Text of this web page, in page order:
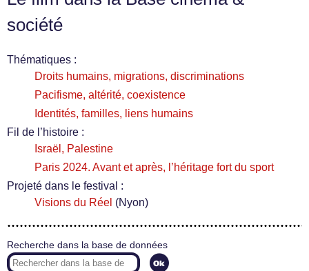
société
Thématiques :
Droits humains, migrations, discriminations
Pacifisme, altérité, coexistence
Identités, familles, liens humains
Fil de l’histoire :
Israël, Palestine
Paris 2024. Avant et après, l’héritage fort du sport
Projeté dans le festival :
Visions du Réel (Nyon)
Recherche dans la base de données